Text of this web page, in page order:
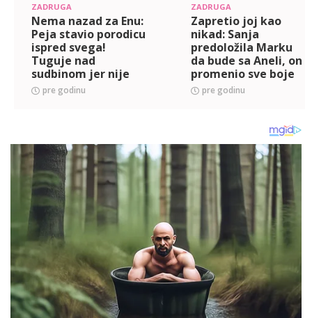
ZADRUGA
Nema nazad za Enu:
Peja stavio porodicu
ispred svega!
Tuguje nad
sudbinom jer nije
odrastao sa ocem!
(VIDEO)
pre godinu
ZADRUGA
Zapretio joj kao
nikad: Sanja
predoložila Marku
da bude sa Aneli, on
promenio sve boje
(VIDEO)
pre godinu